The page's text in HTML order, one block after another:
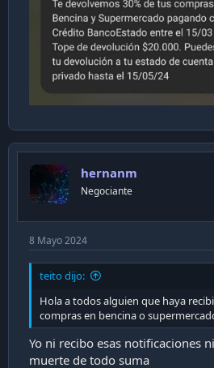
hernanm
Negociante
8 Mayo 2024
teito dijo:
Hola a todos alguien que haya
compras en bencina o
Yo ni recibo esas notificaciones
muerte de todo suma